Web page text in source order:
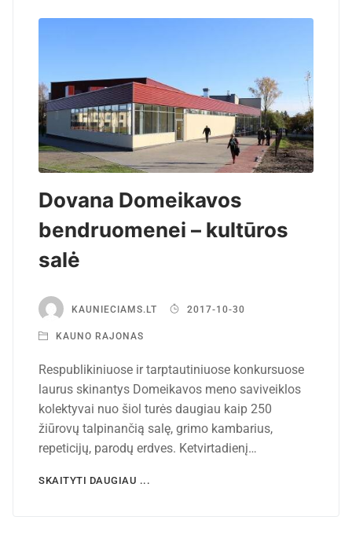
Dovana Domeikavos
bendruomenei – kultūros
salė
KAUNIECIAMS.LT 2017-10-30
KAUNO RAJONAS
Respublikiniuose ir tarptautiniuose konkursuose
laurus skinantys Domeikavos meno saviveiklos
kolektyvai nuo šiol turės daugiau kaip 250
žiūrovų talpinančią salę, grimo kambarius,
repeticijų, parodų erdves. Ketvirtadienį…
SKAITYTI DAUGIAU ...